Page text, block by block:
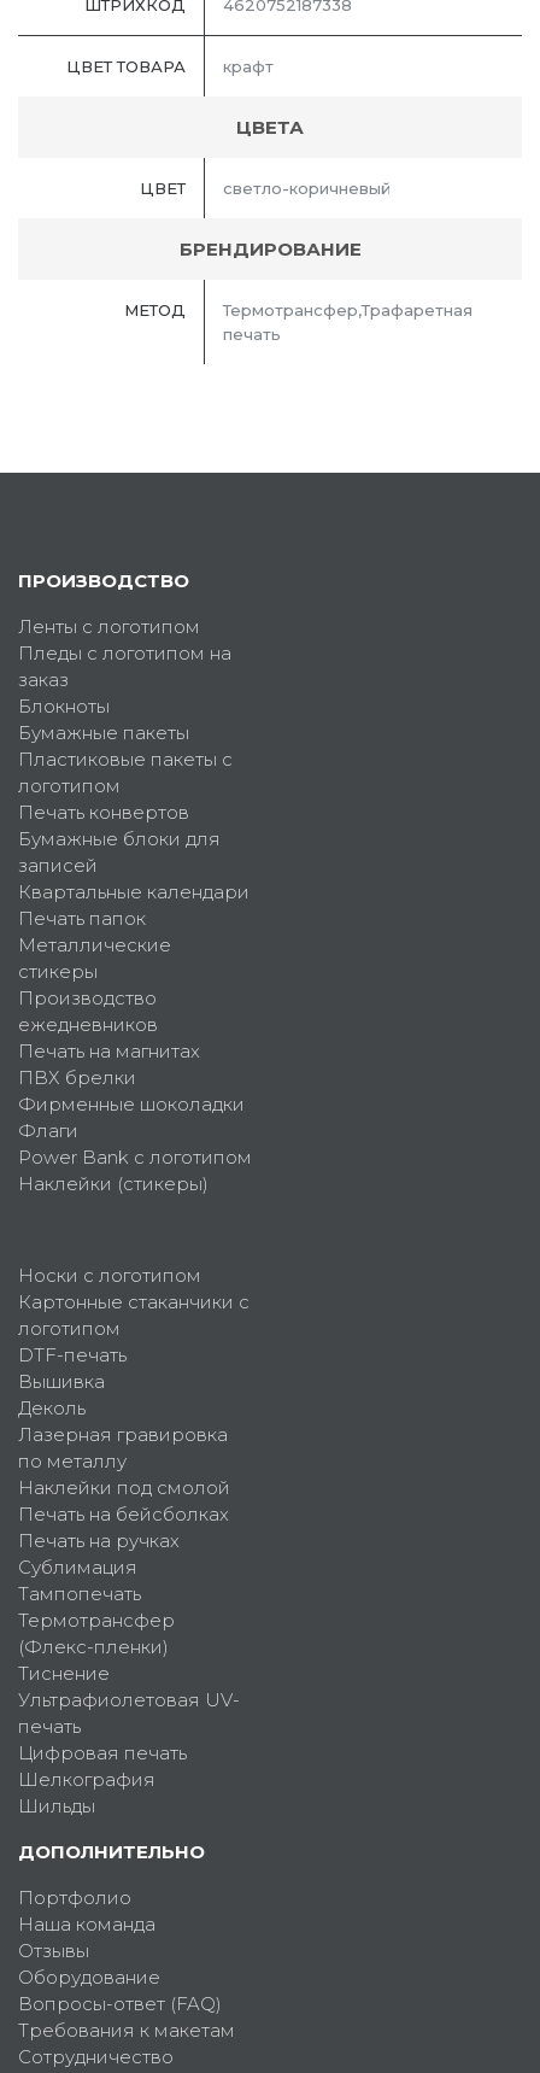
ШТРИХКОД 4620752187338
ЦВЕТ ТОВАРА крафт
ЦВЕТА
ЦВЕТ светло-коричневый
БРЕНДИРОВАНИЕ
МЕТОД
Термотрансфер,Трафаретная
печать
ПРОИЗВОДСТВО
Ленты с логотипом
Пледы с логотипом на
заказ
Блокноты
Бумажные пакеты
Пластиковые пакеты с
логотипом
Печать конвертов
Бумажные блоки для
записей
Квартальные календари
Печать папок
Металлические
стикеры
Производство
ежедневников
Печать на магнитах
ПВХ брелки
Фирменные шоколадки
Флаги
Power Bank с логотипом
Наклейки (стикеры)
Носки с логотипом
Картонные стаканчики с
логотипом
DTF-печать
Вышивка
Деколь
Лазерная гравировка
по металлу
Наклейки под смолой
Печать на бейсболках
Печать на ручках
Сублимация
Тампопечать
Термотрансфер
(Флекс-пленки)
Тиснение
Ультрафиолетовая UV-
печать
Цифровая печать
Шелкография
Шильды
ДОПОЛНИТЕЛЬНО
Портфолио
Наша команда
Отзывы
Оборудование
Вопросы-ответ (FAQ)
Требования к макетам
Сотрудничество